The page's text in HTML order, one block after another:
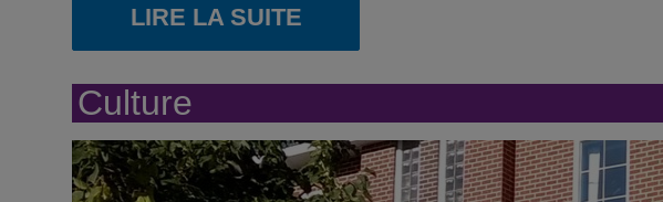
LIRE LA SUITE
Culture